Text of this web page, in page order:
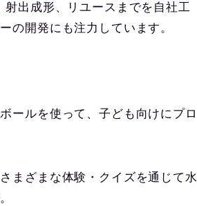
出成形、リユースまでを自社工
の開発にも注力しています。
ールを使って、子ども向けにプロ
まざまな体験・クイズを通じて水